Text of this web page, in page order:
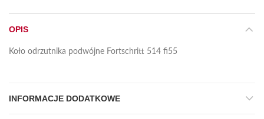
OPIS
Koło odrzutnika podwójne Fortschritt 514 fi55
INFORMACJE DODATKOWE